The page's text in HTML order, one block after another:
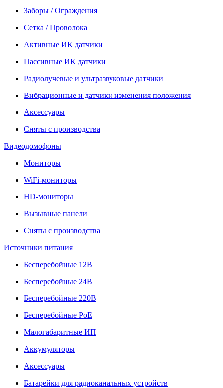
Заборы / Ограждения
Сетка / Проволока
Активные ИК датчики
Пассивные ИК датчики
Радиолучевые и ультразвуковые датчики
Вибрационные и датчики изменения положения
Аксессуары
Сняты с производства
Видеодомофоны
Мониторы
WiFi-мониторы
HD-мониторы
Вызывные панели
Сняты с производства
Источники питания
Бесперебойные 12В
Бесперебойные 24В
Бесперебойные 220В
Бесперебойные PoE
Малогабаритные ИП
Аккумуляторы
Аксессуары
Батарейки для радиоканальных устройств